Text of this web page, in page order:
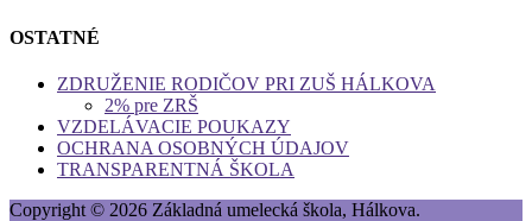
OSTATNÉ
ZDRUŽENIE RODIČOV PRI ZUŠ HÁLKOVA
2% pre ZRŠ
VZDELÁVACIE POUKAZY
OCHRANA OSOBNÝCH ÚDAJOV
TRANSPARENTNÁ ŠKOLA
Copyright © 2026 Základná umelecká škola, Hálkova.